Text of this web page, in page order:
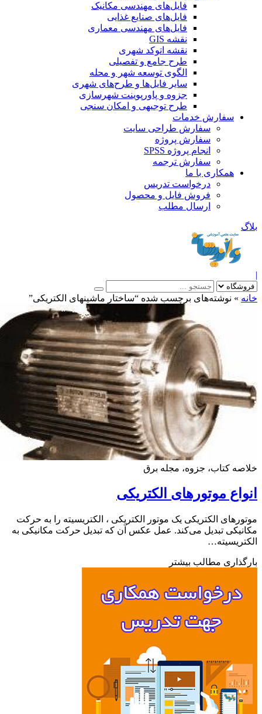
فایل‌های مهندسی مکانیک
فایل‌های صنایع غذایی
فایل‌های مهندسی معماری
نقشه GIS
نقشه اتوکد شهری
طرح جامع و تفصیلی
الگوی توسعه شهر و محله
سایر فایل‌ها و طرح‌های شهری
جزوه و پاورپوینت شهرسازی
طرح توجیهی و امکان سنجی
سفارش خدمات
سفارش طراحی سایت
سفارش پروژه
انجام پروژه SPSS
سفارش ترجمه
همکاری با ما
درخواست تدریس
فروش فایل و محصول
ارسال مطلب
»نوشته‌های برچسب شده “ساختار ماشینهای الکتریکی”
کتاب، جزوه، مجله برق
موتورهای الکتریکی
الکتریکی یک موتور الکتریکی ، الکتریسیته را به حرکت
تبدیل می‌کند. عمل عکس آن که تبدیل حرکت مکانیکی به
مطالب بیشتر